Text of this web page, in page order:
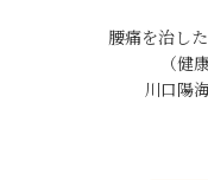
腰痛を治し
（健
川口陽